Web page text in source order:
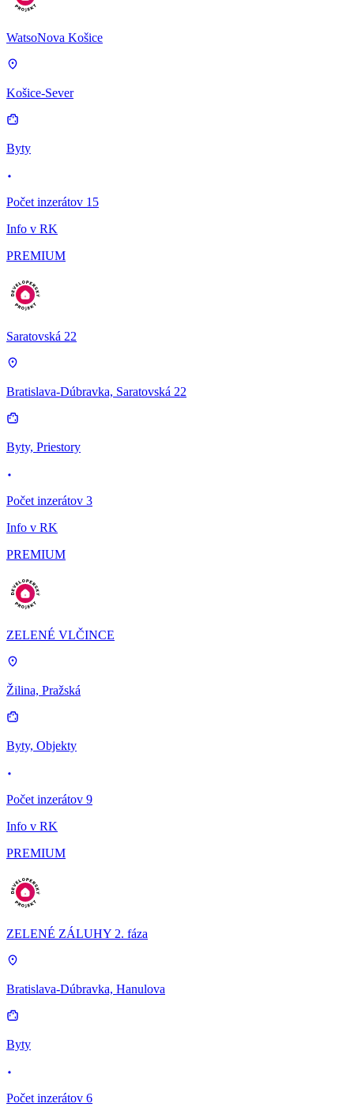
WatsoNova Košice
Košice-Sever
Byty
Počet inzerátov 15
Info v RK
PREMIUM
Saratovská 22
Bratislava-Dúbravka, Saratovská 22
Byty, Priestory
Počet inzerátov 3
Info v RK
PREMIUM
ZELENÉ VLČINCE
Žilina, Pražská
Byty, Objekty
Počet inzerátov 9
Info v RK
PREMIUM
ZELENÉ ZÁLUHY 2. fáza
Bratislava-Dúbravka, Hanulova
Byty
Počet inzerátov 6